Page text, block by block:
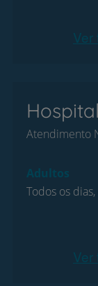
Ver
Atendimento
Adultos
Todos os
Ver